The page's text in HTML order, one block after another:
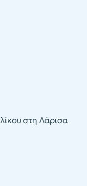
στη Λάρισα